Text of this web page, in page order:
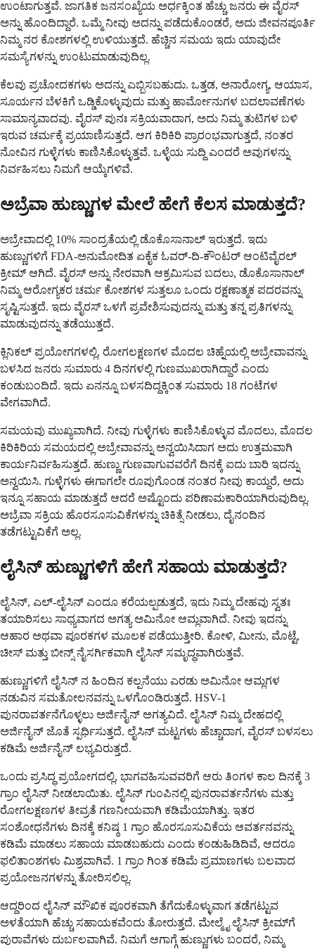
ಉಂಟಾಗುತ್ತವೆ. ಜಾಗತಿಕ ಜನಸಂಖ್ಯೆಯ ಅರ್ಧಕ್ಕಿಂತ ಹೆಚ್ಚು ಜನರು ಈ ವೈರಸ್
ಅನ್ನು ಹೊಂದಿದ್ದಾರೆ. ಒಮ್ಮೆ ನೀವು ಅದನ್ನು ಪಡೆದುಕೊಂಡರೆ, ಅದು ಜೀವನಪೂರ್ತಿ
ನಿಮ್ಮ ನರ ಕೋಶಗಳಲ್ಲಿ ಉಳಿಯುತ್ತದೆ. ಹೆಚ್ಚಿನ ಸಮಯ ಇದು ಯಾವುದೇ
ಸಮಸ್ಯೆಗಳನ್ನು ಉಂಟುಮಾಡುವುದಿಲ್ಲ.
ಕೆಲವು ಪ್ರಚೋದಕಗಳು ಅದನ್ನು ಎಬ್ಬಿಸಬಹುದು. ಒತ್ತಡ, ಅನಾರೋಗ್ಯ, ಆಯಾಸ,
ಸೂರ್ಯನ ಬೆಳಕಿಗೆ ಒಡ್ಡಿಕೊಳ್ಳುವುದು ಮತ್ತು ಹಾರ್ಮೋನುಗಳ ಬದಲಾವಣೆಗಳು
ಸಾಮಾನ್ಯವಾದವು. ವೈರಸ್ ಪುನಃ ಸಕ್ರಿಯವಾದಾಗ, ಅದು ನಿಮ್ಮ ತುಟಿಗಳ ಬಳಿ
ಇರುವ ಚರ್ಮಕ್ಕೆ ಪ್ರಯಾಣಿಸುತ್ತದೆ. ಆಗ ಕಿರಿಕಿರಿ ಪ್ರಾರಂಭವಾಗುತ್ತದೆ, ನಂತರ
ನೋವಿನ ಗುಳ್ಳೆಗಳು ಕಾಣಿಸಿಕೊಳ್ಳುತ್ತವೆ. ಒಳ್ಳೆಯ ಸುದ್ದಿ ಎಂದರೆ ಅವುಗಳನ್ನು
ನಿರ್ವಹಿಸಲು ನಿಮಗೆ ಆಯ್ಕೆಗಳಿವೆ.
ಅಬ್ರೆವಾ ಹುಣ್ಣುಗಳ ಮೇಲೆ ಹೇಗೆ ಕೆಲಸ ಮಾಡುತ್ತದೆ?
ಅಬ್ರೇವಾದಲ್ಲಿ 10% ಸಾಂದ್ರತೆಯಲ್ಲಿ ಡೊಕೊಸಾನಾಲ್ ಇರುತ್ತದೆ. ಇದು
ಹುಣ್ಣುಗಳಿಗೆ FDA-ಅನುಮೋದಿತ ಏಕೈಕ ಓವರ್-ದಿ-ಕೌಂಟರ್ ಆಂಟಿವೈರಲ್
ಕ್ರೀಮ್ ಆಗಿದೆ. ವೈರಸ್ ಅನ್ನು ನೇರವಾಗಿ ಆಕ್ರಮಿಸುವ ಬದಲು, ಡೊಕೊಸಾನಾಲ್
ನಿಮ್ಮ ಆರೋಗ್ಯಕರ ಚರ್ಮ ಕೋಶಗಳ ಸುತ್ತಲೂ ಒಂದು ರಕ್ಷಣಾತ್ಮಕ ಪದರವನ್ನು
ಸೃಷ್ಟಿಸುತ್ತದೆ. ಇದು ವೈರಸ್ ಒಳಗೆ ಪ್ರವೇಶಿಸುವುದನ್ನು ಮತ್ತು ತನ್ನ ಪ್ರತಿಗಳನ್ನು
ಮಾಡುವುದನ್ನು ತಡೆಯುತ್ತದೆ.
ಕ್ಲಿನಿಕಲ್ ಪ್ರಯೋಗಗಳಲ್ಲಿ, ರೋಗಲಕ್ಷಣಗಳ ಮೊದಲ ಚಿಹ್ನೆಯಲ್ಲಿ ಅಬ್ರೇವಾವನ್ನು
ಬಳಸಿದ ಜನರು ಸುಮಾರು 4 ದಿನಗಳಲ್ಲಿ ಗುಣಮುಖರಾಗಿದ್ದಾರೆ ಎಂದು
ಕಂಡುಬಂದಿದೆ. ಇದು ಏನನ್ನೂ ಬಳಸದಿದ್ದಕ್ಕಿಂತ ಸುಮಾರು 18 ಗಂಟೆಗಳ
ವೇಗವಾಗಿದೆ.
ಸಮಯವು ಮುಖ್ಯವಾಗಿದೆ. ನೀವು ಗುಳ್ಳೆಗಳು ಕಾಣಿಸಿಕೊಳ್ಳುವ ಮೊದಲು, ಮೊದಲ
ಕಿರಿಕಿರಿಯ ಸಮಯದಲ್ಲಿ ಅಬ್ರೇವಾವನ್ನು ಅನ್ವಯಿಸಿದಾಗ ಅದು ಉತ್ತಮವಾಗಿ
ಕಾರ್ಯನಿರ್ವಹಿಸುತ್ತದೆ. ಹುಣ್ಣು ಗುಣವಾಗುವವರೆಗೆ ದಿನಕ್ಕೆ ಐದು ಬಾರಿ ಇದನ್ನು
ಅನ್ವಯಿಸಿ. ಗುಳ್ಳೆಗಳು ಈಗಾಗಲೇ ರೂಪುಗೊಂಡ ನಂತರ ನೀವು ಕಾಯ್ದರೆ, ಅದು
ಇನ್ನೂ ಸಹಾಯ ಮಾಡುತ್ತದೆ ಆದರೆ ಅಷ್ಟೊಂದು ಪರಿಣಾಮಕಾರಿಯಾಗಿರುವುದಿಲ್ಲ.
ಅಬ್ರೆವಾ ಸಕ್ರಿಯ ಹೊರಸೂಸುವಿಕೆಗಳನ್ನು ಚಿಕಿತ್ಸೆ ನೀಡಲು, ದೈನಂದಿನ
ತಡೆಗಟ್ಟುವಿಕೆಗೆ ಅಲ್ಲ.
ಲೈಸಿನ್ ಹುಣ್ಣುಗಳಿಗೆ ಹೇಗೆ ಸಹಾಯ ಮಾಡುತ್ತದೆ?
ಲೈಸಿನ್, ಎಲ್-ಲೈಸಿನ್ ಎಂದೂ ಕರೆಯಲ್ಪಡುತ್ತದೆ, ಇದು ನಿಮ್ಮ ದೇಹವು ಸ್ವತಃ
ತಯಾರಿಸಲು ಸಾಧ್ಯವಾಗದ ಅಗತ್ಯ ಅಮಿನೋ ಆಮ್ಲವಾಗಿದೆ. ನೀವು ಇದನ್ನು
ಆಹಾರ ಅಥವಾ ಪೂರಕಗಳ ಮೂಲಕ ಪಡೆಯುತ್ತೀರಿ. ಕೋಳಿ, ಮೀನು, ಮೊಟ್ಟೆ,
ಚೀಸ್ ಮತ್ತು ಬೀನ್ಸ್ ನೈಸರ್ಗಿಕವಾಗಿ ಲೈಸಿನ್ ಸಮೃದ್ಧವಾಗಿರುತ್ತವೆ.
ಹುಣ್ಣುಗಳಿಗೆ ಲೈಸಿನ್ ನ ಹಿಂದಿನ ಕಲ್ಪನೆಯು ಎರಡು ಅಮಿನೋ ಆಮ್ಲಗಳ
ನಡುವಿನ ಸಮತೋಲನವನ್ನು ಒಳಗೊಂಡಿರುತ್ತದೆ. HSV-1
ಪುನರಾವರ್ತನೆಗೊಳ್ಳಲು ಅರ್ಜಿನೈನ್ ಅಗತ್ಯವಿದೆ. ಲೈಸಿನ್ ನಿಮ್ಮ ದೇಹದಲ್ಲಿ
ಅರ್ಜಿನೈನ್ ಜೊತೆ ಸ್ಪರ್ಧಿಸುತ್ತದೆ. ಲೈಸಿನ್ ಮಟ್ಟಗಳು ಹೆಚ್ಚಾದಾಗ, ವೈರಸ್ ಬಳಸಲು
ಕಡಿಮೆ ಅರ್ಜಿನೈನ್ ಲಭ್ಯವಿರುತ್ತದೆ.
ಒಂದು ಪ್ರಸಿದ್ಧ ಪ್ರಯೋಗದಲ್ಲಿ, ಭಾಗವಹಿಸುವವರಿಗೆ ಆರು ತಿಂಗಳ ಕಾಲ ದಿನಕ್ಕೆ 3
ಗ್ರಾಂ ಲೈಸಿನ್ ನೀಡಲಾಯಿತು. ಲೈಸಿನ್ ಗುಂಪಿನಲ್ಲಿ ಪುನರಾವರ್ತನೆಗಳು ಮತ್ತು
ರೋಗಲಕ್ಷಣಗಳ ತೀವ್ರತೆ ಗಣನೀಯವಾಗಿ ಕಡಿಮೆಯಾಗಿತ್ತು. ಇತರ
ಸಂಶೋಧನೆಗಳು ದಿನಕ್ಕೆ ಕನಿಷ್ಠ 1 ಗ್ರಾಂ ಹೊರಸೂಸುವಿಕೆಯ ಆವರ್ತನವನ್ನು
ಕಡಿಮೆ ಮಾಡಲು ಸಹಾಯ ಮಾಡಬಹುದು ಎಂದು ಕಂಡುಹಿಡಿದಿವೆ, ಆದರೂ
ಫಲಿತಾಂಶಗಳು ಮಿಶ್ರವಾಗಿವೆ. 1 ಗ್ರಾಂ ಗಿಂತ ಕಡಿಮೆ ಪ್ರಮಾಣಗಳು ಬಲವಾದ
ಪ್ರಯೋಜನಗಳನ್ನು ತೋರಿಸಲಿಲ್ಲ.
ಆದ್ದರಿಂದ ಲೈಸಿನ್ ಮೌಖಿಕ ಪೂರಕವಾಗಿ ತೆಗೆದುಕೊಳ್ಳುವಾಗ ತಡೆಗಟ್ಟುವ
ಅಳತೆಯಾಗಿ ಹೆಚ್ಚು ಸಹಾಯಕವೆಂದು ತೋರುತ್ತದೆ. ಮೇಲ್ಮೈ ಲೈಸಿನ್ ಕ್ರೀಮ್‌ಗೆ
ಪುರಾವೆಗಳು ದುರ್ಬಲವಾಗಿವೆ. ನಿಮಗೆ ಆಗಾಗ್ಗೆ ಹುಣ್ಣುಗಳು ಬಂದರೆ, ನಿಮ್ಮ